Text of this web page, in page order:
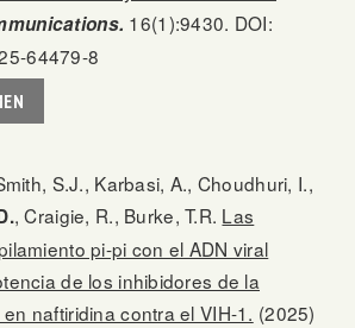
16(1):9430. DOI:
64479-8
S.J., Karbasi, A., Choudhuri, I.,
, Craigie, R., Burke, T.R. Las
pi-pi con el ADN viral
de los inhibidores de la
naftiridina contra el VIH-1. (2025)